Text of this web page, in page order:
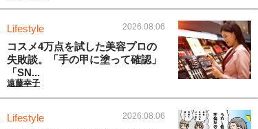
Lifestyle 2026.08.06
コスメ4万点を試した美容プロの
失敗談。「手の甲に塗って確認」
「SN...
遠藤幸子
Lifestyle 2026.08.06